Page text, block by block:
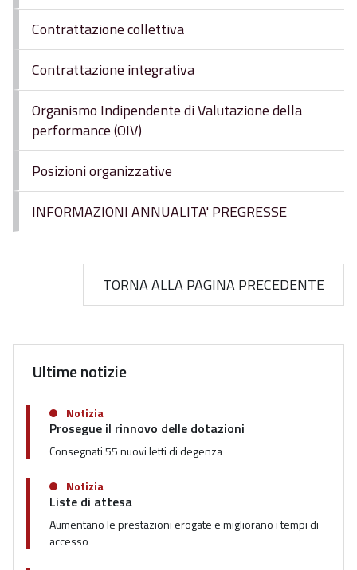
Contrattazione collettiva
Contrattazione integrativa
Organismo Indipendente di Valutazione della
performance (OIV)
Posizioni organizzative
INFORMAZIONI ANNUALITA' PREGRESSE
TORNA ALLA PAGINA PRECEDENTE
Ultime notizie
Notizia
Prosegue il rinnovo delle dotazioni
Consegnati 55 nuovi letti di degenza
Notizia
Liste di attesa
Aumentano le prestazioni erogate e migliorano i tempi di
accesso